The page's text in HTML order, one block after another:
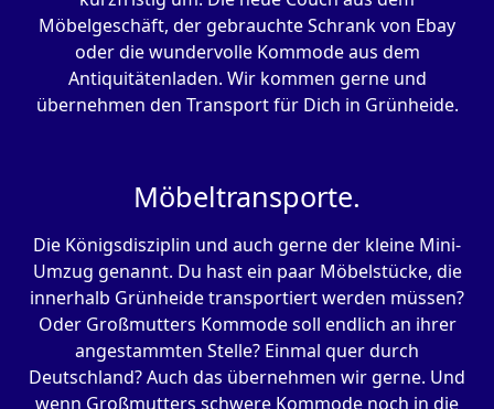
Möbelgeschäft, der gebrauchte Schrank von Ebay
oder die wundervolle Kommode aus dem
Antiquitätenladen. Wir kommen gerne und
übernehmen den Transport für Dich in Grünheide.
Möbeltransporte.
Die Königsdisziplin und auch gerne der kleine Mini-
Umzug genannt. Du hast ein paar Möbelstücke, die
innerhalb Grünheide transportiert werden müssen?
Oder Großmutters Kommode soll endlich an ihrer
angestammten Stelle? Einmal quer durch
Deutschland? Auch das übernehmen wir gerne. Und
wenn Großmutters schwere Kommode noch in die